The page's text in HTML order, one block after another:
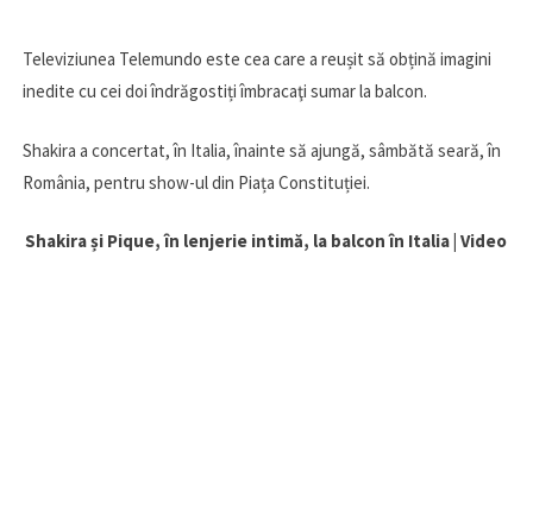
Televiziunea Telemundo este cea care a reușit să obțină imagini
inedite cu cei doi îndrăgostiți îmbracaţi sumar la balcon.
Shakira a concertat, în Italia, înainte să ajungă, sâmbătă seară, în
România, pentru show-ul din Piața Constituției.
Shakira și Pique, în lenjerie intimă, la balcon în Italia | Video